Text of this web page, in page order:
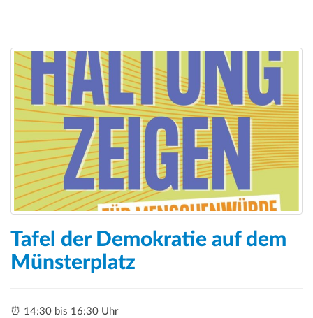
Tafel der Demokratie auf dem
Münsterplatz
⏰ 14:30 bis 16:30 Uhr